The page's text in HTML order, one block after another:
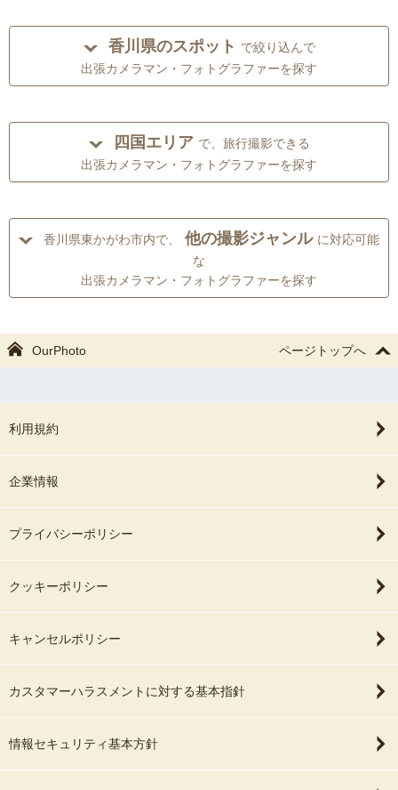
香川県のスポット で絞り込んで
出張カメラマン・フォトグラファーを探す
四国エリア で、旅行撮影できる
出張カメラマン・フォトグラファーを探す
香川県東かがわ市内で、 他の撮影ジャンル に対応可能
な
出張カメラマン・フォトグラファーを探す
OurPhoto ページトップへ
利用規約
企業情報
プライバシーポリシー
クッキーポリシー
キャンセルポリシー
カスタマーハラスメントに対する基本指針
情報セキュリティ基本方針